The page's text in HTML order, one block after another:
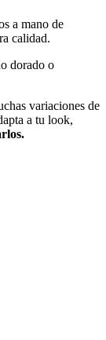
a mano de
calidad.
dorado o
variaciones de
a tu look,